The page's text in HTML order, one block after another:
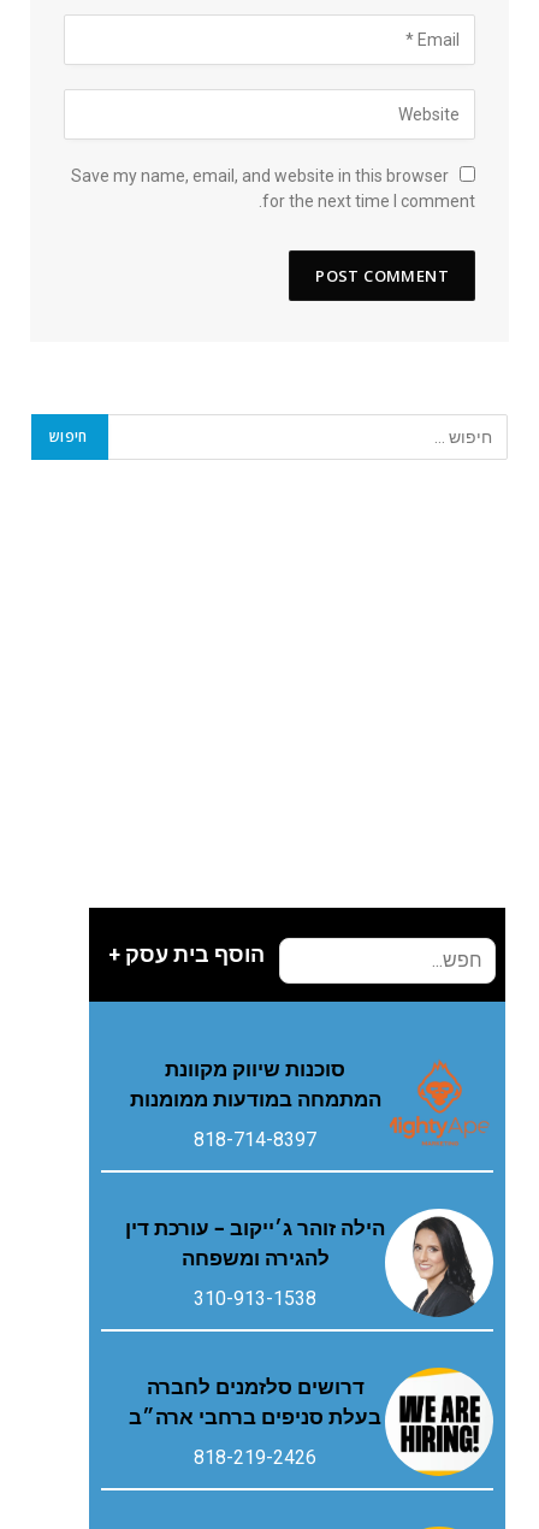
Save my name, email, and website in this browser
for the next time I comment.
הוסף בית עסק +
סוכנות שיווק מקוונת
המתמחה במודעות ממומנות
818-714-8397
הילה זוהר ג׳ייקוב – עורכת דין
להגירה ומשפחה
310-913-1538
דרושים סלזמנים לחברה
בעלת סניפים ברחבי ארה״ב
818-219-2426